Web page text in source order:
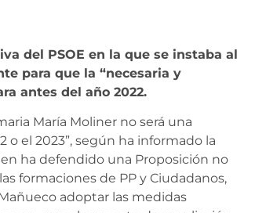
del PSOE en la que se instaba al
para que la “necesaria y
antes del año 2022.
María Moliner no será una
o el 2023”, según ha informado la
ha defendido una Proposición no
formaciones de PP y Ciudadanos,
adoptar las medidas